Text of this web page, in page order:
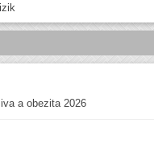
a obezita 2026